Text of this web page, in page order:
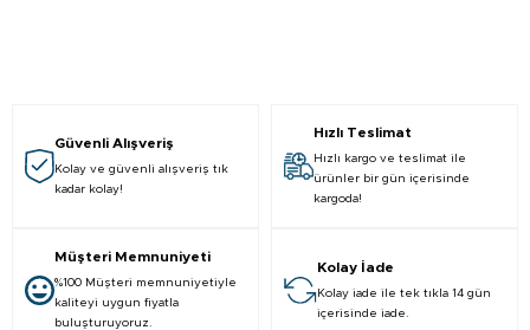
Güvenli Alışveriş
Kolay ve güvenli alışveriş tık
kadar kolay!
Hızlı Teslimat
Hızlı kargo ve teslimat ile
ürünler bir gün içerisinde
kargoda!
Müşteri Memnuniyeti
%100 Müşteri memnuniyetiyle
kaliteyi uygun fiyatla
buluşturuyoruz.
Kolay İade
Kolay iade ile tek tıkla 14 gün
içerisinde iade.